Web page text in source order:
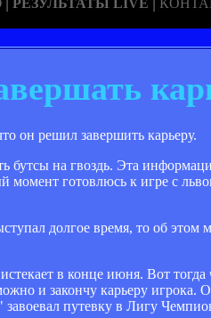
РЕЗУЛЬТАТЫ LIVE
он решил завершить карьеру.
на гвоздь. Эта
момент готовлюсь к игре с
долгое время, то об этом
в конце июня. Вот
и закончу карьеру игрока.
путевку в Лигу